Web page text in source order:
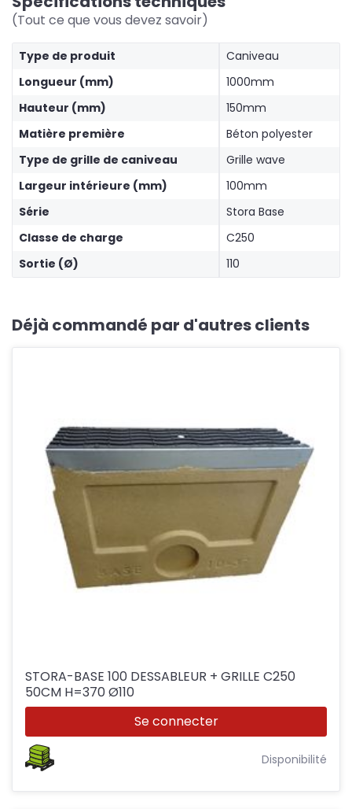
(Tout ce que vous devez savoir)
Type de produit
Caniveau
Longueur (mm)
1000mm
Hauteur (mm)
150mm
Matière première
Béton polyester
Type de grille de caniveau
Grille wave
Largeur intérieure (mm)
100mm
Série
Stora Base
Classe de charge
C250
Sortie (Ø)
110
Déjà commandé par d'autres clients
STORA-BASE 100 DESSABLEUR + GRILLE C250
50CM H=370 Ø110
Se connecter
Disponibilité